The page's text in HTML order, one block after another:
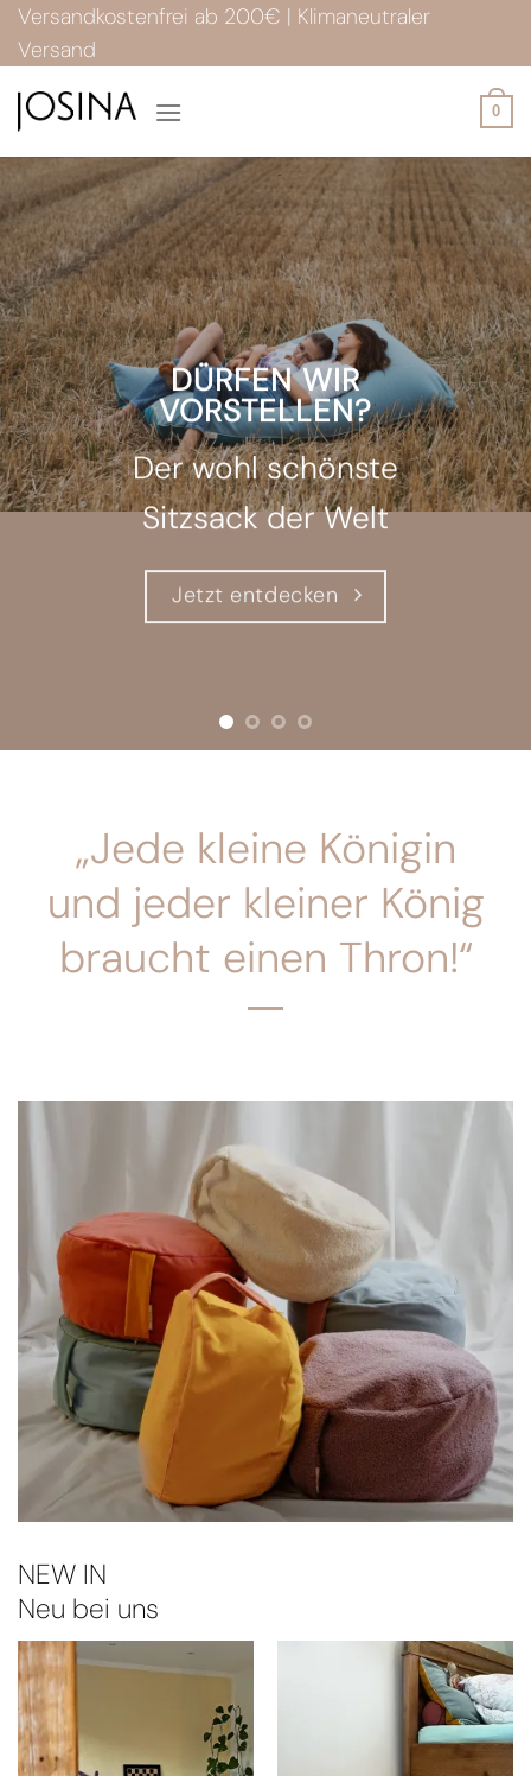
Zum
Inhalt
springen
Versandkostenfrei ab 200€ | Klimaneutraler
Versand
0
DEIN PERSÖNLICHER
SITZSACK
individuell in deinen Farben
„Jede kleine Königin
und jeder kleiner König
braucht einen Thron!“
NEW IN
Neu bei uns